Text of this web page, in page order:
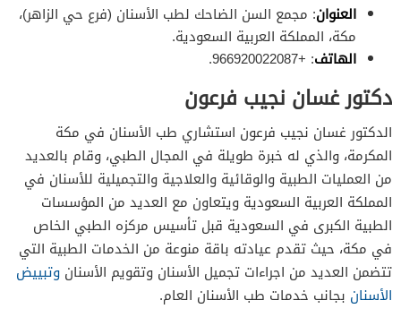
العنوان: مجمع السن الضاحك لطب الأسنان (فرع حي الزاهر)،
مكة، المملكة العربية السعودية.
الهاتف: +966920022087.
دكتور غسان نجيب فرعون
الدكتور غسان نجيب فرعون استشاري طب الأسنان في مكة
المكرمة، والذي له خبرة طويلة في المجال الطبي، وقام بالعديد
من العمليات الطبية والوقائية والعلاجية والتجميلية للأسنان في
المملكة العربية السعودية ويتعاون مع العديد من المؤسسات
الطبية الكبرى في السعودية قبل تأسيس مركزه الطبي الخاص
في مكة، حيث تقدم عيادته باقة منوعة من الخدمات الطبية التي
تتضمن العديد من اجراءات تجميل الأسنان وتقويم الأسنان وتبييض
الأسنان بجانب خدمات طب الأسنان العام.